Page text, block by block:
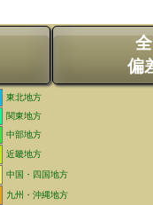
偏
東北地方
関東地方
中部地方
近畿地方
中国・四国地方
九州・沖縄地方